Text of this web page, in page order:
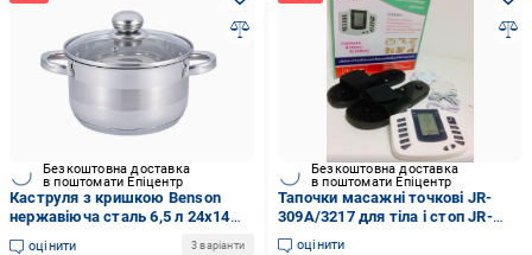
Безкоштовна доставка
в поштомати Епіцентр
Каструля з кришкою Benson
нержавіюча сталь 6,5 л 24x14
см
оцінити 3 варіанти
Безкоштовна доставка
в поштомати Епіцентр
Тапочки масажні точкові JR-
309A/3217 для тіла і стоп JR-
309A/3217
оцінити